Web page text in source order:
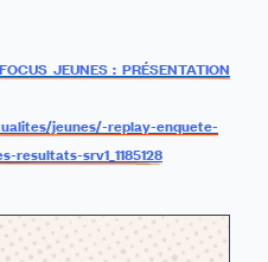
JEUNES : PRÉSENTATION
jeunes/-replay-enquete-
resultats-srv1_1185128